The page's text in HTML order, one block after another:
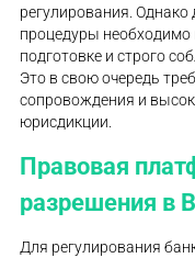
регулирования.
процедуры необходимо
подготовке и строго
Это в свою очередь
сопровождения и
юрисдикции.
Правовая
разрешения в
Для регулирования